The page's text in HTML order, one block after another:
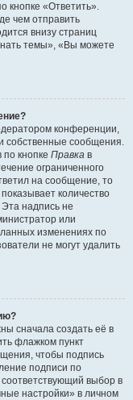
кнопке «Ответить».
чем отправить
внизу страниц
темы», «Вы можете
конференции,
собственные сообщения.
кнопке Правка в
ограниченного
на сообщение, то
количество
надпись не
или
изменениях по
не могут удалить
сначала создать её в
флажком пункт
чтобы подпись
подписи по
выбор в
настройки» в личном